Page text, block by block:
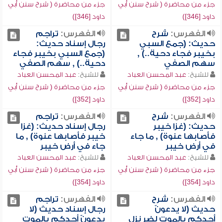
جزء من محاضرة ( شرح سنن أبي
داود [346])
جزء من محاضرة ( شرح سنن أبي
داود [346])
الفهرس: شرح
حديث: (جمع السبي
بخيبر فجاء دحية..) ,
سهم الصفي
للشيخ: عبد المحسن العباد
جزء من محاضرة ( شرح سنن أبي
داود [352])
الفهرس: تراجم
رجال إسناد حديث:
(جمع السبي بخيبر فجاء
دحية..) , سهم الصفي
للشيخ: عبد المحسن العباد
جزء من محاضرة ( شرح سنن أبي
داود [352])
الفهرس: شرح
حديث: (غزا خيبر
فأصابها عنوة) , ما جاء
في أرض خيبر
للشيخ: عبد المحسن العباد
جزء من محاضرة ( شرح سنن أبي
داود [354])
الفهرس: تراجم
رجال إسناد حديث: (غزا
خيبر فأصابها عنوة) , ما
جاء في أرض خيبر
للشيخ: عبد المحسن العباد
جزء من محاضرة ( شرح سنن أبي
داود [354])
الفهرس: شرح
حديث (لا يدعونّ
أحدكم بالموت لضر نزل
الفهرس: تراجم
رجال إسناد حديث (لا
يدعونّ أحدكم بالموت